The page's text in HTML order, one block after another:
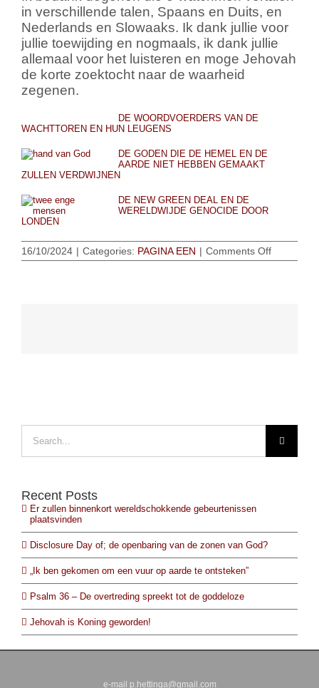
in verschillende talen, Spaans en Duits, en
Nederlands en Slowaaks. Ik dank jullie voor
jullie toewijding en nogmaals, ik dank jullie
allemaal voor het luisteren en moge Jehovah
de korte zoektocht naar de waarheid
zegenen.
DE WOORDVOERDERS VAN DE
WACHTTOREN EN HUN LEUGENS
DE GODEN DIE DE HEMEL EN DE
AARDE NIET HEBBEN GEMAAKT
ZULLEN VERDWIJNEN
DE NEW GREEN DEAL EN DE
WERELDWIJDE GENOCIDE DOOR
LONDEN
16/10/2024 | Categories: PAGINA EEN | Comments Offon
Wees
for:
Recent Posts
Er zullen binnenkort wereldschokkende gebeurtenissen
plaatsvinden
Disclosure Day of; de openbaring van de zonen van God?
„Ik ben gekomen om een vuur op aarde te ontsteken”
Psalm 36 – De overtreding spreekt tot de goddeloze
Jehovah is Koning geworden!
e-mail p.hettinga@gmail.com